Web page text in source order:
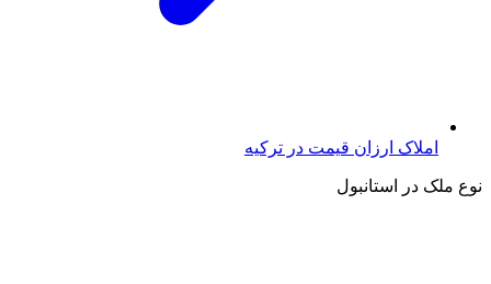
املاک ارزان قیمت در ترکیه
نوع ملک در استانبول